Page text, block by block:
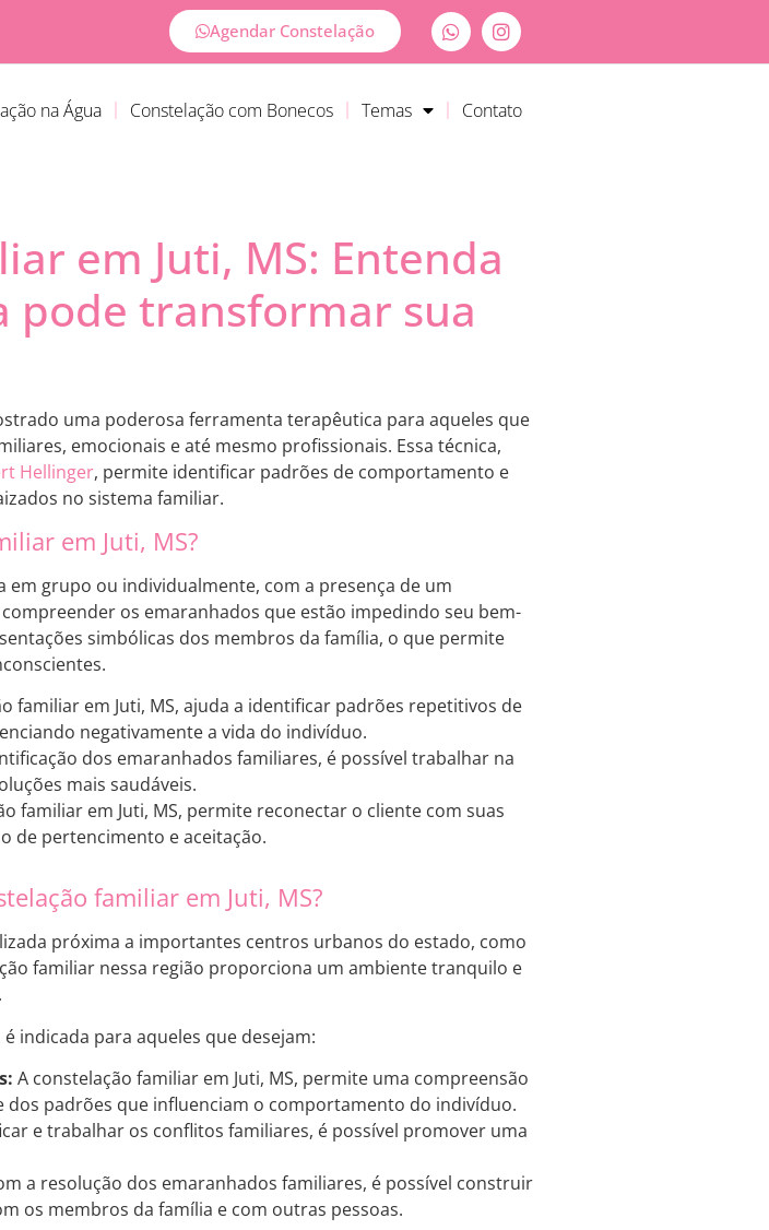
Agendar Constelação
na Água Constelação com Bonecos Temas Contato
em Juti, MS: Entenda
pode transformar sua
uma poderosa ferramenta terapêutica para aqueles que
emocionais e até mesmo profissionais. Essa técnica,
Hellinger, permite identificar padrões de comportamento e
no sistema familiar.
em Juti, MS?
em grupo ou individualmente, com a presença de um
os emaranhados que estão impedindo seu bem-
simbólicas dos membros da família, o que permite
familiar em Juti, MS, ajuda a identificar padrões repetitivos de
negativamente a vida do indivíduo.
dos emaranhados familiares, é possível trabalhar na
mais saudáveis.
familiar em Juti, MS, permite reconectar o cliente com suas
de pertencimento e aceitação.
familiar em Juti, MS?
próxima a importantes centros urbanos do estado, como
familiar nessa região proporciona um ambiente tranquilo e
é indicada para aqueles que desejam:
A constelação familiar em Juti, MS, permite uma compreensão
dos padrões que influenciam o comportamento do indivíduo.
e trabalhar os conflitos familiares, é possível promover uma
a resolução dos emaranhados familiares, é possível construir
os membros da família e com outras pessoas.